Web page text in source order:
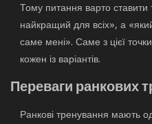
Тому питання варто
найкращий для всіх», а
саме мені». Саме з цієї
кожен із варіантів.
Переваги ранкових
Ранкові тренування мають